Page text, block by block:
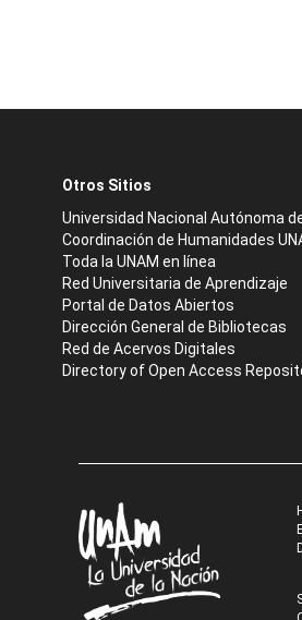
Otros Sitios
Universidad Nacional Autónoma
Coordinación de Humanidades
Toda la UNAM en línea
Red Universitaria de Aprendizaje
Portal de Datos Abiertos
Dirección General de Bibliotecas
Red de Acervos Digitales
Directory of Open Access